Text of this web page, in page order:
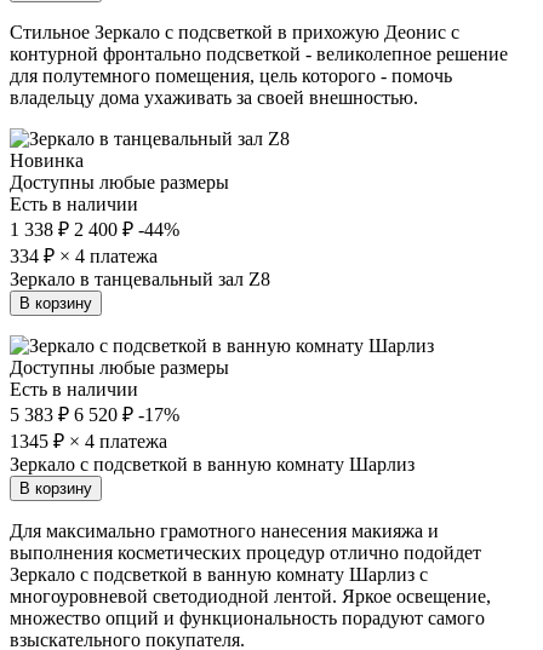
Стильное Зеркало с подсветкой в прихожую Деонис с
контурной фронтально подсветкой - великолепное решение
для полутемного помещения, цель которого - помочь
владельцу дома ухаживать за своей внешностью.
Новинка
Доступны любые размеры
Есть в наличии
1 338 ₽ 2 400 ₽ -44%
334 ₽ × 4 платежа
Зеркало в танцевальный зал Z8
В корзину
Доступны любые размеры
Есть в наличии
5 383 ₽ 6 520 ₽ -17%
1345 ₽ × 4 платежа
Зеркало с подсветкой в ванную комнату Шарлиз
В корзину
Для максимально грамотного нанесения макияжа и
выполнения косметических процедур отлично подойдет
Зеркало с подсветкой в ванную комнату Шарлиз с
многоуровневой светодиодной лентой. Яркое освещение,
множество опций и функциональность порадуют самого
взыскательного покупателя.